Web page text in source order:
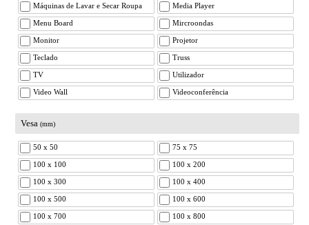
Máquinas de Lavar e Secar Roupa Media Player
Menu Board Mircroondas
Monitor Projetor
Teclado Truss
TV Utilizador
Video Wall Videoconferência
Vesa (mm)
50 x 50 75 x 75
100 x 100 100 x 200
100 x 300 100 x 400
100 x 500 100 x 600
100 x 700 100 x 800